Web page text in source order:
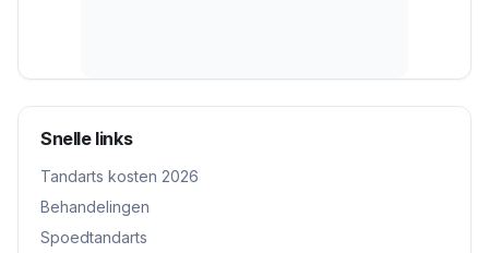
Snelle links
Tandarts kosten 2026
Behandelingen
Spoedtandarts